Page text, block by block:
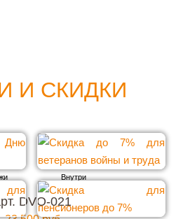
DVO-021
И СКИДКИ